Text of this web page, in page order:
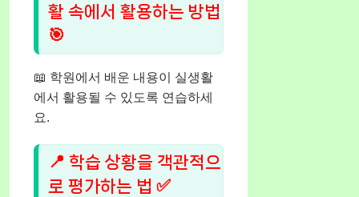
활 속에서 활용하는 방법
🎯
📖 학원에서 배운 내용이 실생활
에서 활용될 수 있도록 연습하세
요.
📍 학습 상황을 객관적으
로 평가하는 법 ✅